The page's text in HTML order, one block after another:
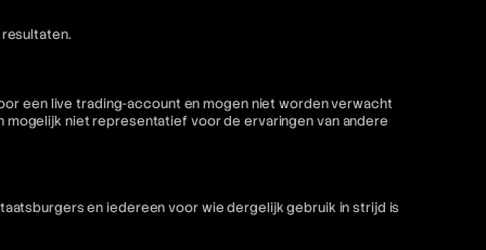
een live trading-account en mogen niet worden verwacht
niet representatief voor de ervaringen van andere
en iedereen voor wie dergelijk gebruik in strijd is